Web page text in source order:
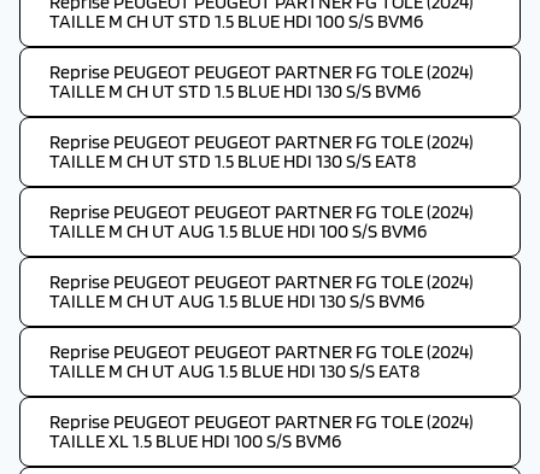
TAILLE M CH UT STD 1.5 BLUE HDI 100 S/S BVM6
Reprise PEUGEOT PEUGEOT PARTNER FG TOLE (2024)
TAILLE M CH UT STD 1.5 BLUE HDI 130 S/S BVM6
Reprise PEUGEOT PEUGEOT PARTNER FG TOLE (2024)
TAILLE M CH UT STD 1.5 BLUE HDI 130 S/S EAT8
Reprise PEUGEOT PEUGEOT PARTNER FG TOLE (2024)
TAILLE M CH UT AUG 1.5 BLUE HDI 100 S/S BVM6
Reprise PEUGEOT PEUGEOT PARTNER FG TOLE (2024)
TAILLE M CH UT AUG 1.5 BLUE HDI 130 S/S BVM6
Reprise PEUGEOT PEUGEOT PARTNER FG TOLE (2024)
TAILLE M CH UT AUG 1.5 BLUE HDI 130 S/S EAT8
Reprise PEUGEOT PEUGEOT PARTNER FG TOLE (2024)
TAILLE XL 1.5 BLUE HDI 100 S/S BVM6